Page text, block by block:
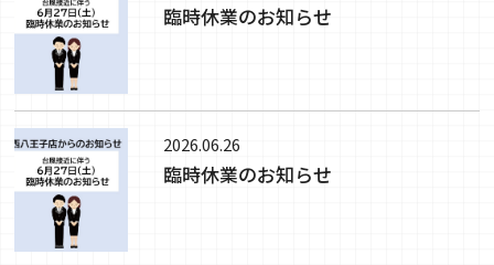
臨時休業のお知らせ
2026.06.26
臨時休業のお知らせ